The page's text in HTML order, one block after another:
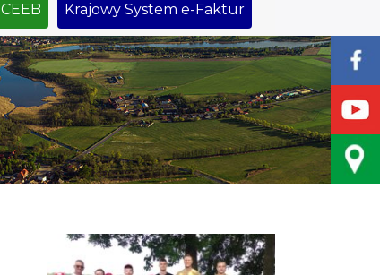
Krajowy System e-Faktur